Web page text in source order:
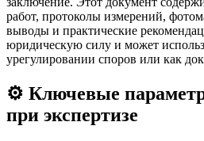
работ, протоколы измерений,
выводы и практические
юридическую силу и может
урегулировании споров или как
⚙️ Ключевые
при экспертизе